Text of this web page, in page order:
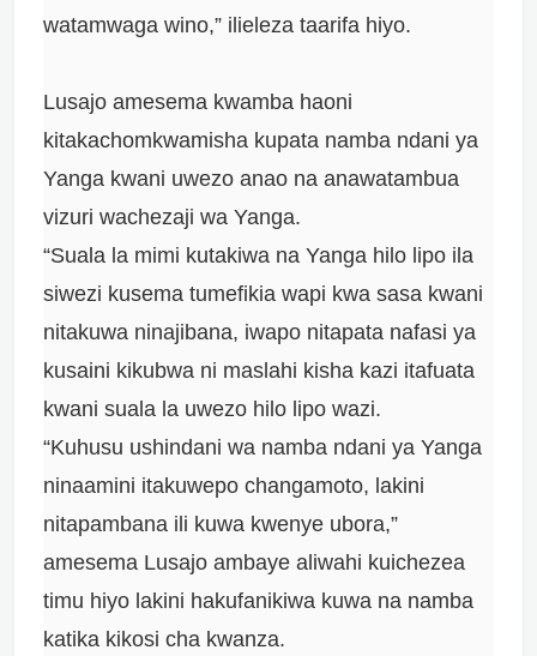
watamwaga wino,” ilieleza taarifa hiyo.
Lusajo amesema kwamba haoni
kitakachomkwamisha kupata namba ndani ya
Yanga kwani uwezo anao na anawatambua
vizuri wachezaji wa Yanga.
“Suala la mimi kutakiwa na Yanga hilo lipo ila
siwezi kusema tumefikia wapi kwa sasa kwani
nitakuwa ninajibana, iwapo nitapata nafasi ya
kusaini kikubwa ni maslahi kisha kazi itafuata
kwani suala la uwezo hilo lipo wazi.
“Kuhusu ushindani wa namba ndani ya Yanga
ninaamini itakuwepo changamoto, lakini
nitapambana ili kuwa kwenye ubora,”
amesema Lusajo ambaye aliwahi kuichezea
timu hiyo lakini hakufanikiwa kuwa na namba
katika kikosi cha kwanza.